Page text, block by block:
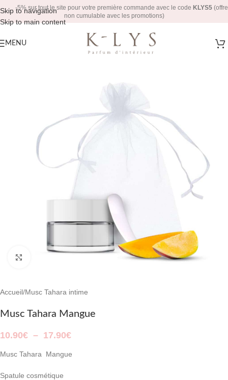
Skip to navigation
Skip to main content
-5% sur tout le site pour votre première commande avec le code KLYS5 (offre
non cumulable avec les promotions)
MENU
Accueil/Musc Tahara intime
Musc Tahara Mangue
10.90€ – 17.90€
Musc Tahara Mangue
Spatule cosmétique